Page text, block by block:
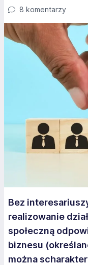
8 komentarzy
Bez
realizowanie
społeczną
biznesu
można